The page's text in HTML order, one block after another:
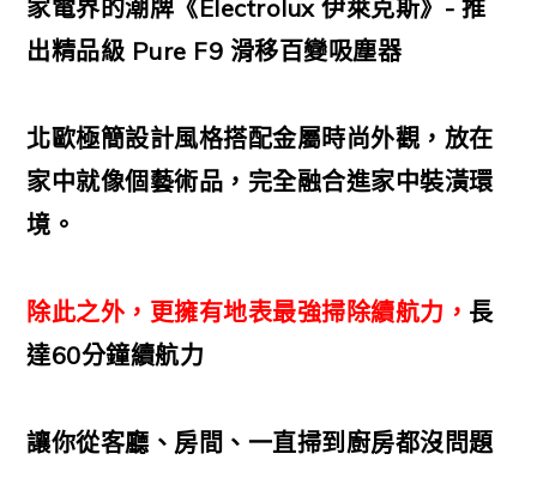
家電界的潮牌《Electrolux 伊萊克斯》- 推
出精品級 Pure F9 滑移百變吸塵器
北歐極簡設計風格搭配金屬時尚外觀，放在
家中就像個藝術品，完全融合進家中裝潢環
境。
除此之外，更擁有地表最強掃除續航力， 長
達60分鐘續航力
讓你從客廳、房間、一直掃到廚房都沒問題